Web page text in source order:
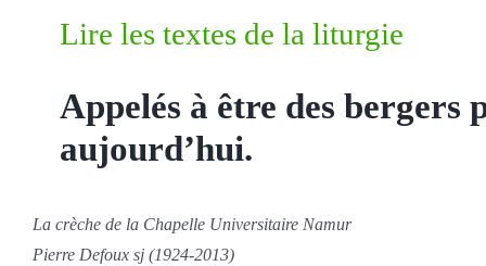
Lire les textes de la liturgie
Appelés à être des bergers
aujourd’hui.
La crèche de la Chapelle Universitaire Namur
Pierre Defoux sj (1924-2013)